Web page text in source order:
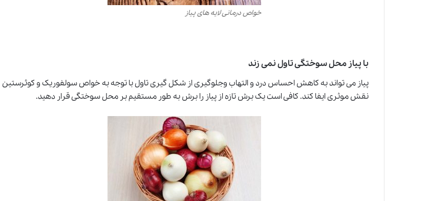
خواص درمانی لایه های پیاز
با پیاز محل سوختگی تاول نمی زند
پیاز می تواند به کاهش احساس درد و التهاب وجلوگیری از شکل گیری تاول با توجه به خواص سولفوریک و کوئرستین
نقش موثری ایفا کند. کافی است یک برش تازه از پیاز را برش به طور مستقیم بر محل سوختگی قرار دهید.